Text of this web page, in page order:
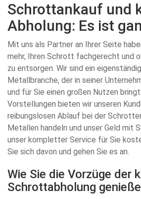
Schrottankauf und
Abholung: Es ist
Mit uns als Partner an Ihrer Seite
mehr, Ihren Schrott fachgerecht und
zu entsorgen. Wir sind ein
Metallbranche, der in seiner
und für Sie einen großen Nutzen
Vorstellungen bieten wir unseren
reibungslosen Ablauf bei der
Metallen handeln und unser Geld mit
unser kompletter Service für Sie
Sie sich davon und gehen Sie es an.
Wie Sie die Vorzüge der
Schrottabholung